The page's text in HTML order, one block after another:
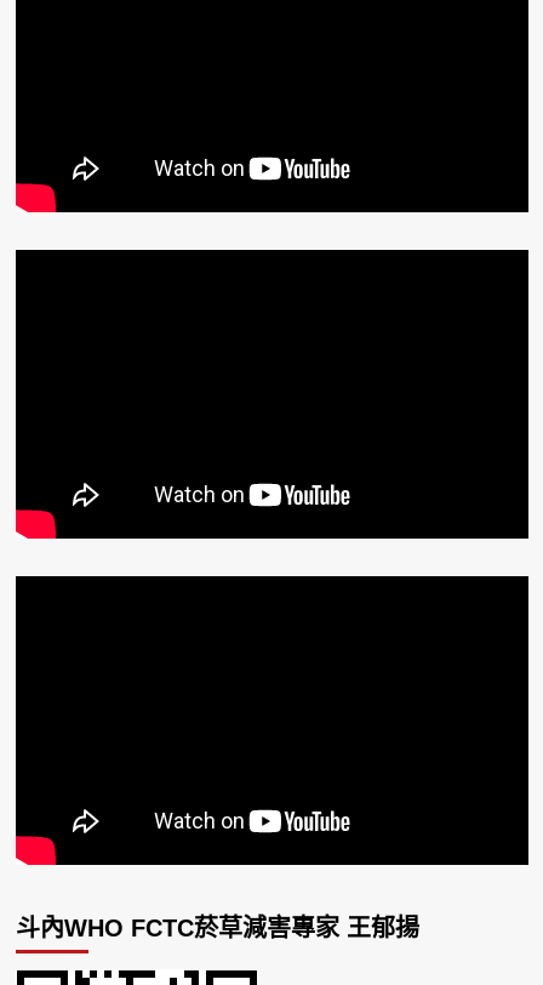
斗內WHO FCTC菸草減害專家 王郁揚